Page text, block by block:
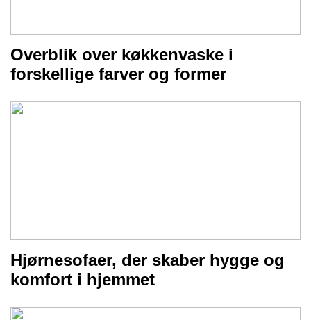
Overblik over køkkenvaske i
forskellige farver og former
Hjørnesofaer, der skaber hygge og
komfort i hjemmet